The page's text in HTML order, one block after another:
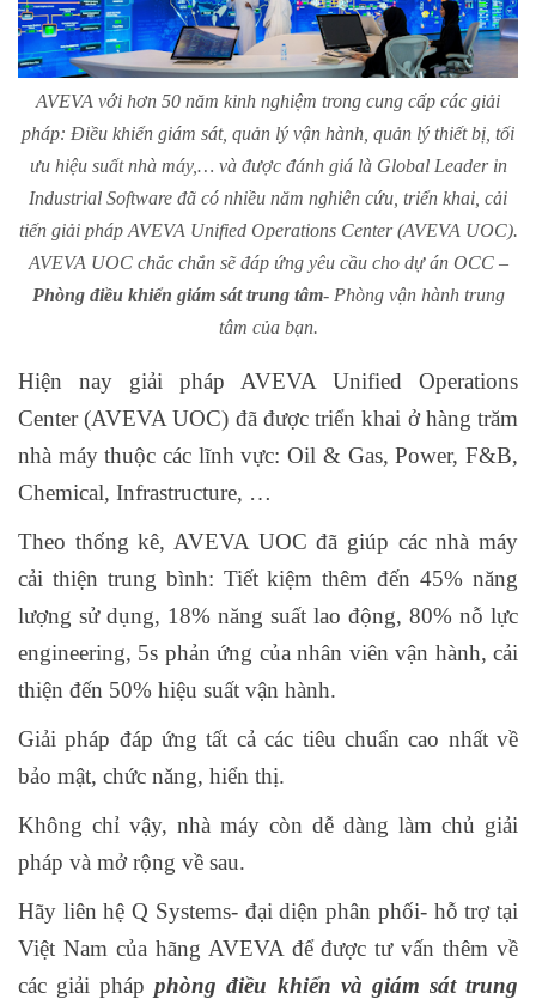
AVEVA với hơn 50 năm kinh nghiệm trong cung cấp các giải
pháp: Điều khiển giám sát, quản lý vận hành, quản lý thiết bị, tối
ưu hiệu suất nhà máy,… và được đánh giá là Global Leader in
Industrial Software đã có nhiều năm nghiên cứu, triển khai, cải
tiến giải pháp AVEVA Unified Operations Center (AVEVA UOC).
AVEVA UOC chắc chắn sẽ đáp ứng yêu cầu cho dự án OCC –
Phòng điều khiển giám sát trung tâm- Phòng vận hành trung
tâm của bạn.
Hiện nay giải pháp AVEVA Unified Operations
Center (AVEVA UOC) đã được triển khai ở hàng trăm
nhà máy thuộc các lĩnh vực: Oil & Gas, Power, F&B,
Chemical, Infrastructure, …
Theo thống kê, AVEVA UOC đã giúp các nhà máy
cải thiện trung bình: Tiết kiệm thêm đến 45% năng
lượng sử dụng, 18% năng suất lao động, 80% nỗ lực
engineering, 5s phản ứng của nhân viên vận hành, cải
thiện đến 50% hiệu suất vận hành.
Giải pháp đáp ứng tất cả các tiêu chuẩn cao nhất về
bảo mật, chức năng, hiển thị.
Không chỉ vậy, nhà máy còn dễ dàng làm chủ giải
pháp và mở rộng về sau.
Hãy liên hệ Q Systems- đại diện phân phối- hỗ trợ tại
Việt Nam của hãng AVEVA để được tư vấn thêm về
các giải phápphòng điều khiển và giám sát trung